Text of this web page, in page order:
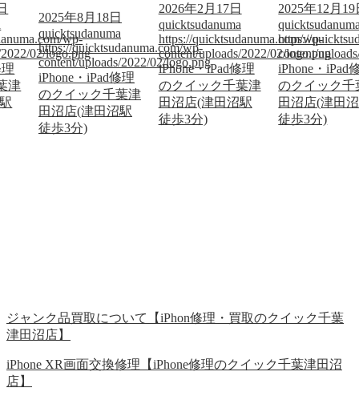
wp-
02/logo.png
津
2025年8月18日
quicktsudanuma
https://quicktsudanuma.com/wp-
content/uploads/2022/02/logo.png
iPhone・iPad修理
のクイック千葉津
田沼店(津田沼駅
徒歩3分)
2026年2月17日
quicktsudanuma
https://quicktsudanuma.com/wp-
content/uploads/2022/02/logo.png
iPhone・iPad修理
のクイック千葉津
田沼店(津田沼駅
徒歩3分)
2025年12月19
https://
content/
iPhone・iPad
のクイック千
田沼店(津田
徒歩3分)
ジャンク品買取について【iPhon修理・買取のクイック千葉
津田沼店】
iPhone XR画面交換修理【iPhone修理のクイック千葉津田沼
店】